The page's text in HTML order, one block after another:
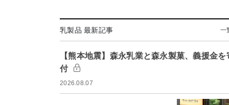
乳製品 最新記事 一
【熊本地震】森永乳業と森永製菓、義援金を
付
2026.08.07